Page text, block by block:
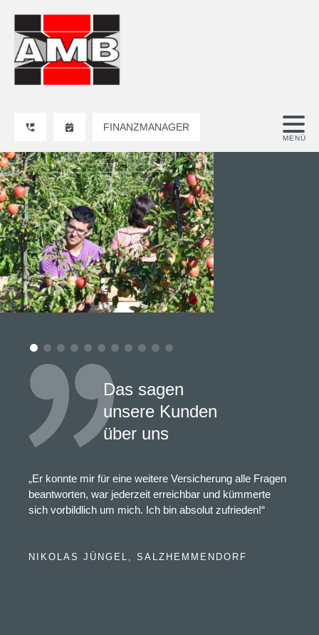
FINANZMANAGER
Das sagen
unsere Kunden
über uns
„Er konnte mir für eine weitere Versicherung alle Fragen
beantworten, war jederzeit erreichbar und kümmerte
sich vorbildlich um mich. Ich bin absolut zufrieden!“
NIKOLAS JÜNGEL, SALZHEMMENDORF